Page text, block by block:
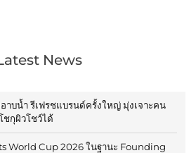
News
าบน้ำ รีเฟรชแบรนด์ครั้งใหญ่ มุ่งเจาะคน
ชกุผิวโชว์ได้
World Cup 2026 ในฐานะ Founding